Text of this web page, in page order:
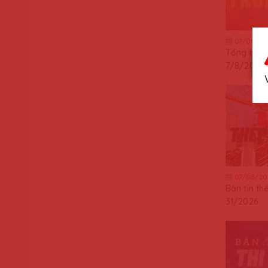
07/08/
Tổng hợp
7/8/2026
07/08/
Bản tin
31/2026